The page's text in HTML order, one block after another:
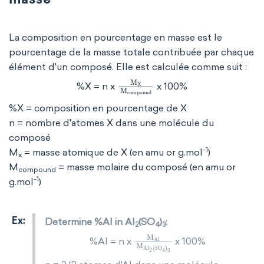
La composition en pourcentage en masse est le
pourcentage de la masse totale contribuée par chaque
élément d'un composé. Elle est calculée comme suit :
%X = n x
XM compound
x 100%
%X = composition en pourcentage de X
n = nombre d'atomes X dans une molécule du
composé
Mx = masse atomique de X (en amu or g.mol-1)
M compound = masse molaire du composé (en amu or
g.mol-1)
Determine %Al in Al2(SO4)3:
%Al = n x
AlM 2(SO4
x 100%